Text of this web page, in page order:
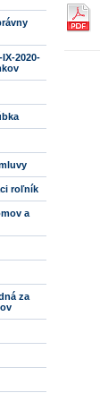
2020-
roľník
a
za